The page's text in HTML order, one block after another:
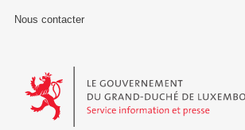
Nous contacter
Le Gouvernement du Grand-Duché de